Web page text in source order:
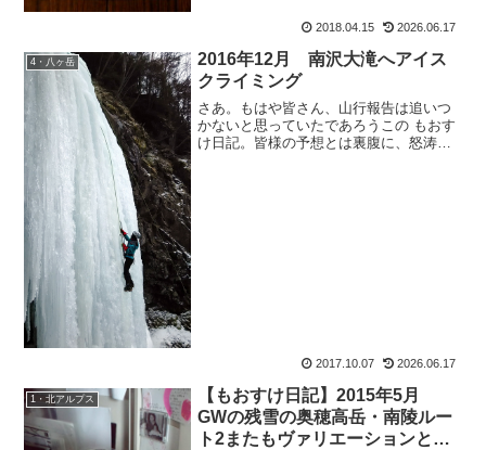
2018.04.15 2026.06.17
4・八ヶ岳
2016年12月 南沢大滝へアイス
クライミング
さあ。もはや皆さん、山行報告は追いつ
かないと思っていたであろうこの もおす
け日記。皆様の予想とは裏腹に、怒涛の
2017.10.07 2026.06.17
1・北アルプス
【もおすけ日記】2015年5月
GWの残雪の奥穂高岳・南陵ルー
ト2またもヴァリエーションとマ